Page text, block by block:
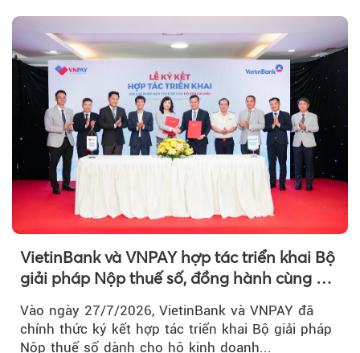
VietinBank và VNPAY hợp tác triển khai Bộ
giải pháp Nộp thuế số, đồng hành cùng hộ
Vào ngày 27/7/2026, VietinBank và VNPAY đã
chính thức ký kết hợp tác triển khai Bộ giải pháp
Nộp thuế số dành cho hộ kinh doanh...